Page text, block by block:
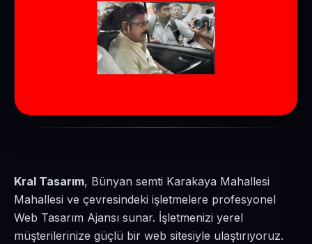
Kral Tasarım, Bünyan semti Karakaya Mahallesi
Mahallesi ve çevresindeki işletmelere profesyonel
Web Tasarım Ajansı sunar. İşletmenizi yerel
müşterilerinize güçlü bir web sitesiyle ulaştırıyoruz.